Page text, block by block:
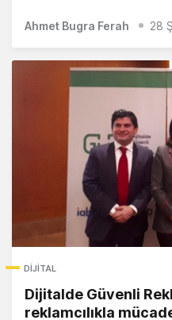
Ahmet Bugra Ferah 28
DIJITAL
Dijitalde Güvenli
reklamcılıkla